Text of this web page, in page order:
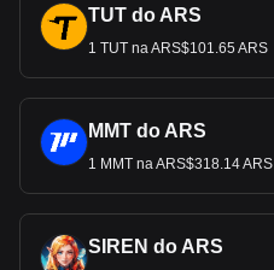
TUT do ARS
1 TUT na ARS$101.65 ARS
MMT do ARS
1 MMT na ARS$318.14 ARS
SIREN do ARS